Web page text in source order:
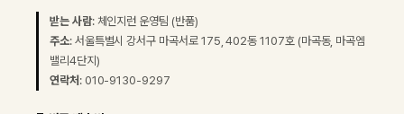
받는 사람: 체인지런 운영팀 (반품)
주소: 서울특별시 강서구 마곡서로 175, 402동 1107호 (마곡동, 마곡엠
밸리4단지)
연락처 : 010-9130-9297